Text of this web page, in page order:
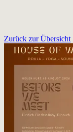
Zurück zur Übersicht